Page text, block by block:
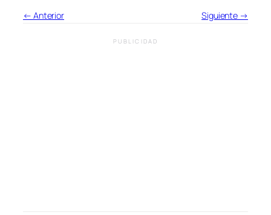
← Anterior Siguiente →
PUBLICIDAD